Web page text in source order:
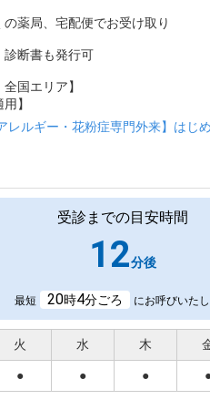
の薬局、宅配便でお受け取り
診断書も発行可
全国エリア】
】
レルギー・花粉症専門外来】はじ
受診までの目安時間
12分後
最短 20時4分ごろ にお呼びいた
火 水 木
● ● ●